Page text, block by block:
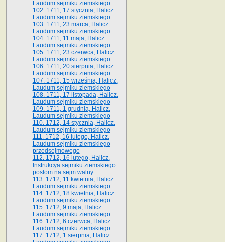
Laudum sejmiku ziemskiego
102. 1711, 17 stycznia, Halicz.
Laudum sejmiku ziemskiego
103. 1711, 23 marca, Halicz.
Laudum sejmiku ziemskiego
104. 1711, 11 maja, Halicz.
Laudum sejmiku ziemskiego
105. 1711, 23 czerwca, Halicz.
Laudum sejmiku ziemskiego
106. 1711, 20 sierpnia, Halicz.
Laudum sejmiku ziemskiego
107. 1711, 15 września, Halicz.
Laudum sejmiku ziemskiego
108. 1711, 17 listopada, Halicz.
Laudum sejmiku ziemskiego
109. 1711, 1 grudnia, Halicz.
Laudum sejmiku ziemskiego
110. 1712, 14 stycznia, Halicz.
Laudum sejmiku ziemskiego
111. 1712, 16 lutego, Halicz.
Laudum sejmiku ziemskiego
przedsejmowego
112. 1712, 16 lutego, Halicz.
Instrukcya sejmiku ziemskiego
posłom na sejm walny
113. 1712, 11 kwietnia, Halicz.
Laudum sejmiku ziemskiego
114. 1712, 18 kwietnia, Halicz.
Laudum sejmiku ziemskiego
115. 1712, 9 maja, Halicz.
Laudum sejmiku ziemskiego
116. 1712, 6 czerwca, Halicz.
Laudum sejmiku ziemskiego
117. 1712, 1 sierpnia, Halicz.